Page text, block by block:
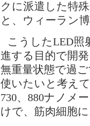
クに派遣した特
と、ウィーラン
こうしたLED照
進する目的で開
無重量状態で過
使いたいと考え
730、880ナノメ
けで、筋肉細胞